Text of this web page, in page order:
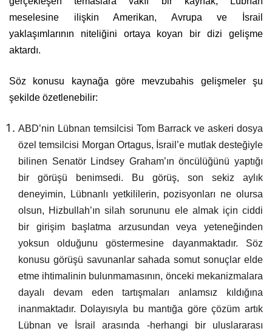
meselesine ilişkin Amerikan, Avrupa ve İsrail
yaklaşımlarının niteliğini ortaya koyan bir dizi gelişme
aktardı.
Söz konusu kaynağa göre mevzubahis gelişmeler şu
şekilde özetlenebilir:
ABD’nin Lübnan temsilcisi Tom Barrack ve askeri dosya
özel temsilcisi Morgan Ortagus, İsrail’e mutlak desteğiyle
bilinen Senatör Lindsey Graham’ın öncülüğünü yaptığı
bir görüşü benimsedi. Bu görüş, son sekiz aylık
deneyimin, Lübnanlı yetkililerin, pozisyonları ne olursa
olsun, Hizbullah’ın silah sorununu ele almak için ciddi
bir girişim başlatma arzusundan veya yeteneğinden
yoksun olduğunu göstermesine dayanmaktadır. Söz
konusu görüşü savunanlar sahada somut sonuçlar elde
etme ihtimalinin bulunmamasının, önceki mekanizmalara
dayalı devam eden tartışmaları anlamsız kıldığına
inanmaktadır. Dolayısıyla bu mantığa göre çözüm artık
Lübnan ve İsrail arasında -herhangi bir uluslararası